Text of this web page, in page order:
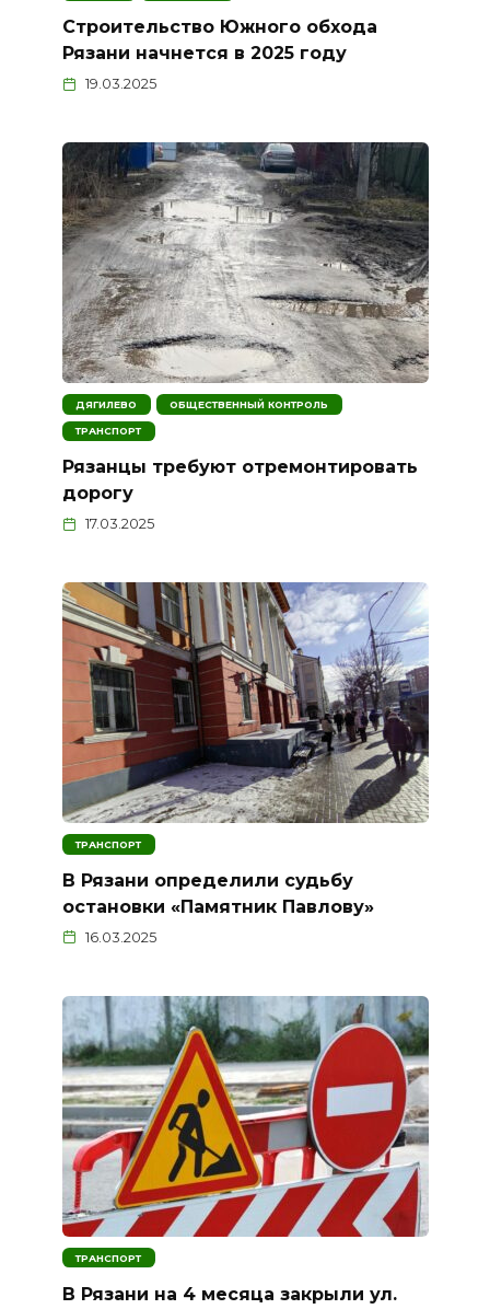
Строительство Южного обхода
Рязани начнется в 2025 году
19.03.2025
ДЯГИЛЕВО ОБЩЕСТВЕННЫЙ КОНТРОЛЬ
ТРАНСПОРТ
Рязанцы требуют отремонтировать
дорогу
17.03.2025
ТРАНСПОРТ
В Рязани определили судьбу
остановки «Памятник Павлову»
16.03.2025
ТРАНСПОРТ
В Рязани на 4 месяца закрыли ул.